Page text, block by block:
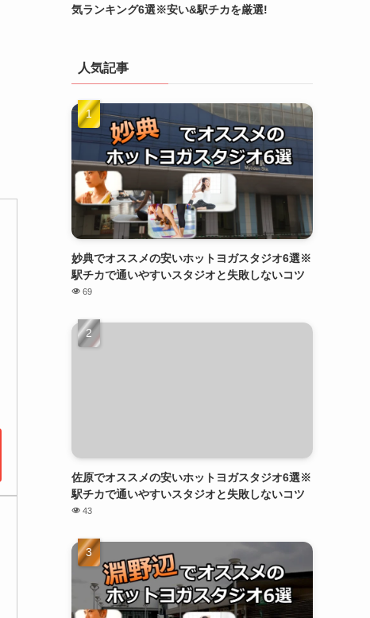
気ランキング6選※安い&駅チカを厳選!
人気記事
妙典でオススメの安いホットヨガスタジオ6選※
駅チカで通いやすいスタジオと失敗しないコツ
69
佐原でオススメの安いホットヨガスタジオ6選※
駅チカで通いやすいスタジオと失敗しないコツ
43